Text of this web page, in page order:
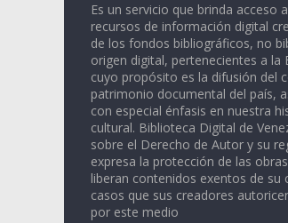
Es un servicio que brinda acceso
recursos de información digital
de los fondos bibliográficos, no
origen digital, pertenecientes a la
cuyo propósito es la difusión del
patrimonio documental del país,
con especial énfasis en nuestra
cultural. Biblioteca Digital de
sobre el Derecho de Autor y su
expresa la protección de las
liberan contenidos exentos de
casos que sus creadores
por este medio